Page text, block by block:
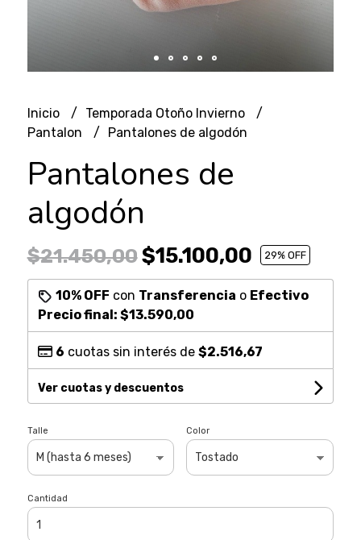
Inicio
Temporada Otoño Invierno
Pantalon
Pantalones de algodón
Pantalones de
algodón
$21.450,00$15.100,00 29% OFF
10% OFF con Transferencia o Efectivo
Precio final: $13.590,00
6 cuotas sin interés de $2.516,67
Ver cuotas y descuentos
Talle Color
Cantidad